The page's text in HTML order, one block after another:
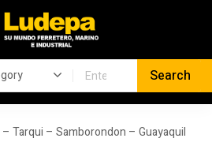
Tarqui – Samborondon – Guayaquil